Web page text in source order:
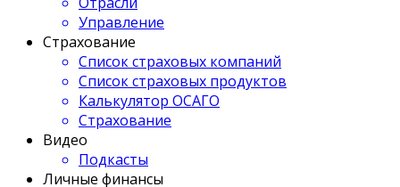
Управление
Страхование
Список страховых компаний
Список страховых продуктов
Калькулятор ОСАГО
Страхование
Видео
Подкасты
Личные финансы